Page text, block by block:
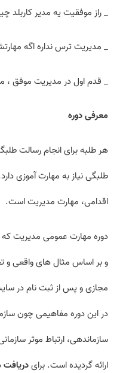
_ راز موفقیت یه مدیر کاربلد
_ مدیریت ترس نداره اگه
_ قدم اول در مدیریت موفق
معرفی دوره
هر طلبه برای انجام رسالت
طلبگی نیاز به مهارت آموزی
اقدامی، مهارت مدیریت است.
دوره مهارت عمومی مدیریت که
و بر اساس مثال های واقعی و
مجازی و پس از ثبت نام در
در این دوره مفاهیمی چون
سازماندهی، ارتباط موثر
ارائه گردیده است. برای